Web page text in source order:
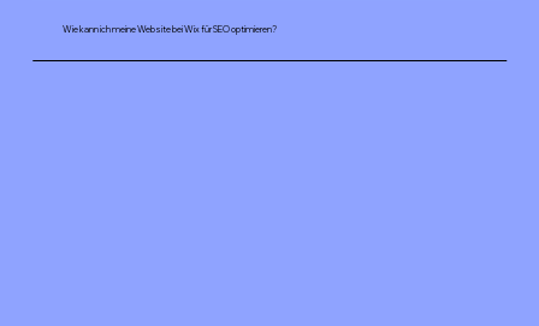
Wie kann ich meine Website bei Wix für SEO optimieren?